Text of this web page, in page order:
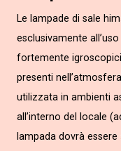
Le lampade di sale
esclusivamente
fortemente
presenti
utilizzata in ambienti
all’interno del locale
lampada dovrà